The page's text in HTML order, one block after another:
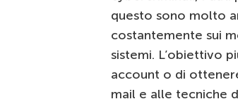
questo sono molto
costantemente sui
sistemi. L’obiettivo
account o di
mail e alle tecniche